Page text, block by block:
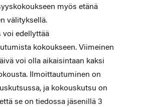
myös etänä
välityksellä.
voi edellyttää
kokoukseen. Viimeinen
voi olla aikaisintaan kaksi
Ilmoittautuminen on
ja kokouskutsu on
se on tiedossa jäsenillä 3